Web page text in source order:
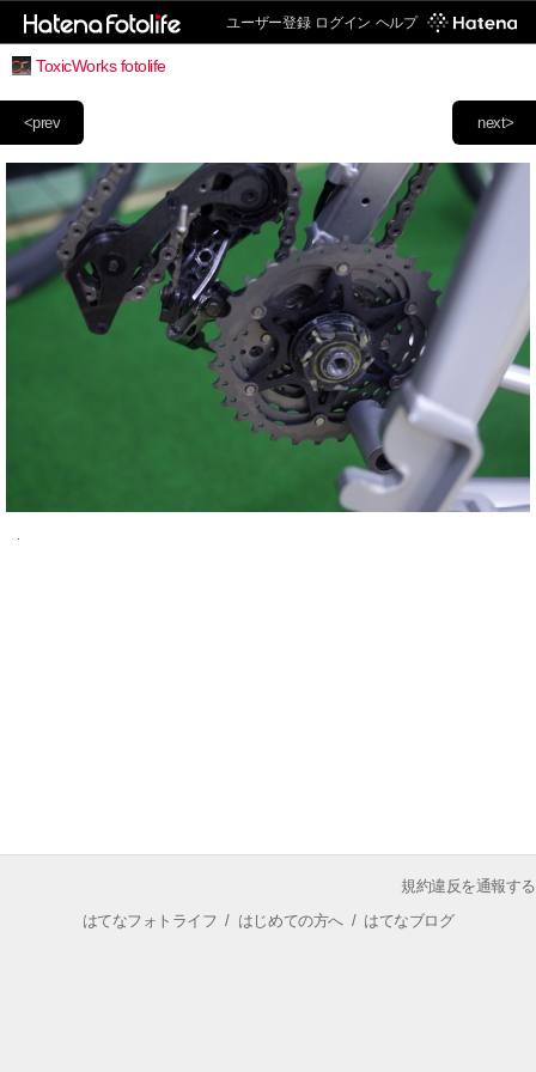
ユーザー登録 ログイン ヘルプ
ToxicWorks fotolife
next>
<prev
規約違反を通報する
はてなフォトライフ / はじめての方へ/ はてなブログ